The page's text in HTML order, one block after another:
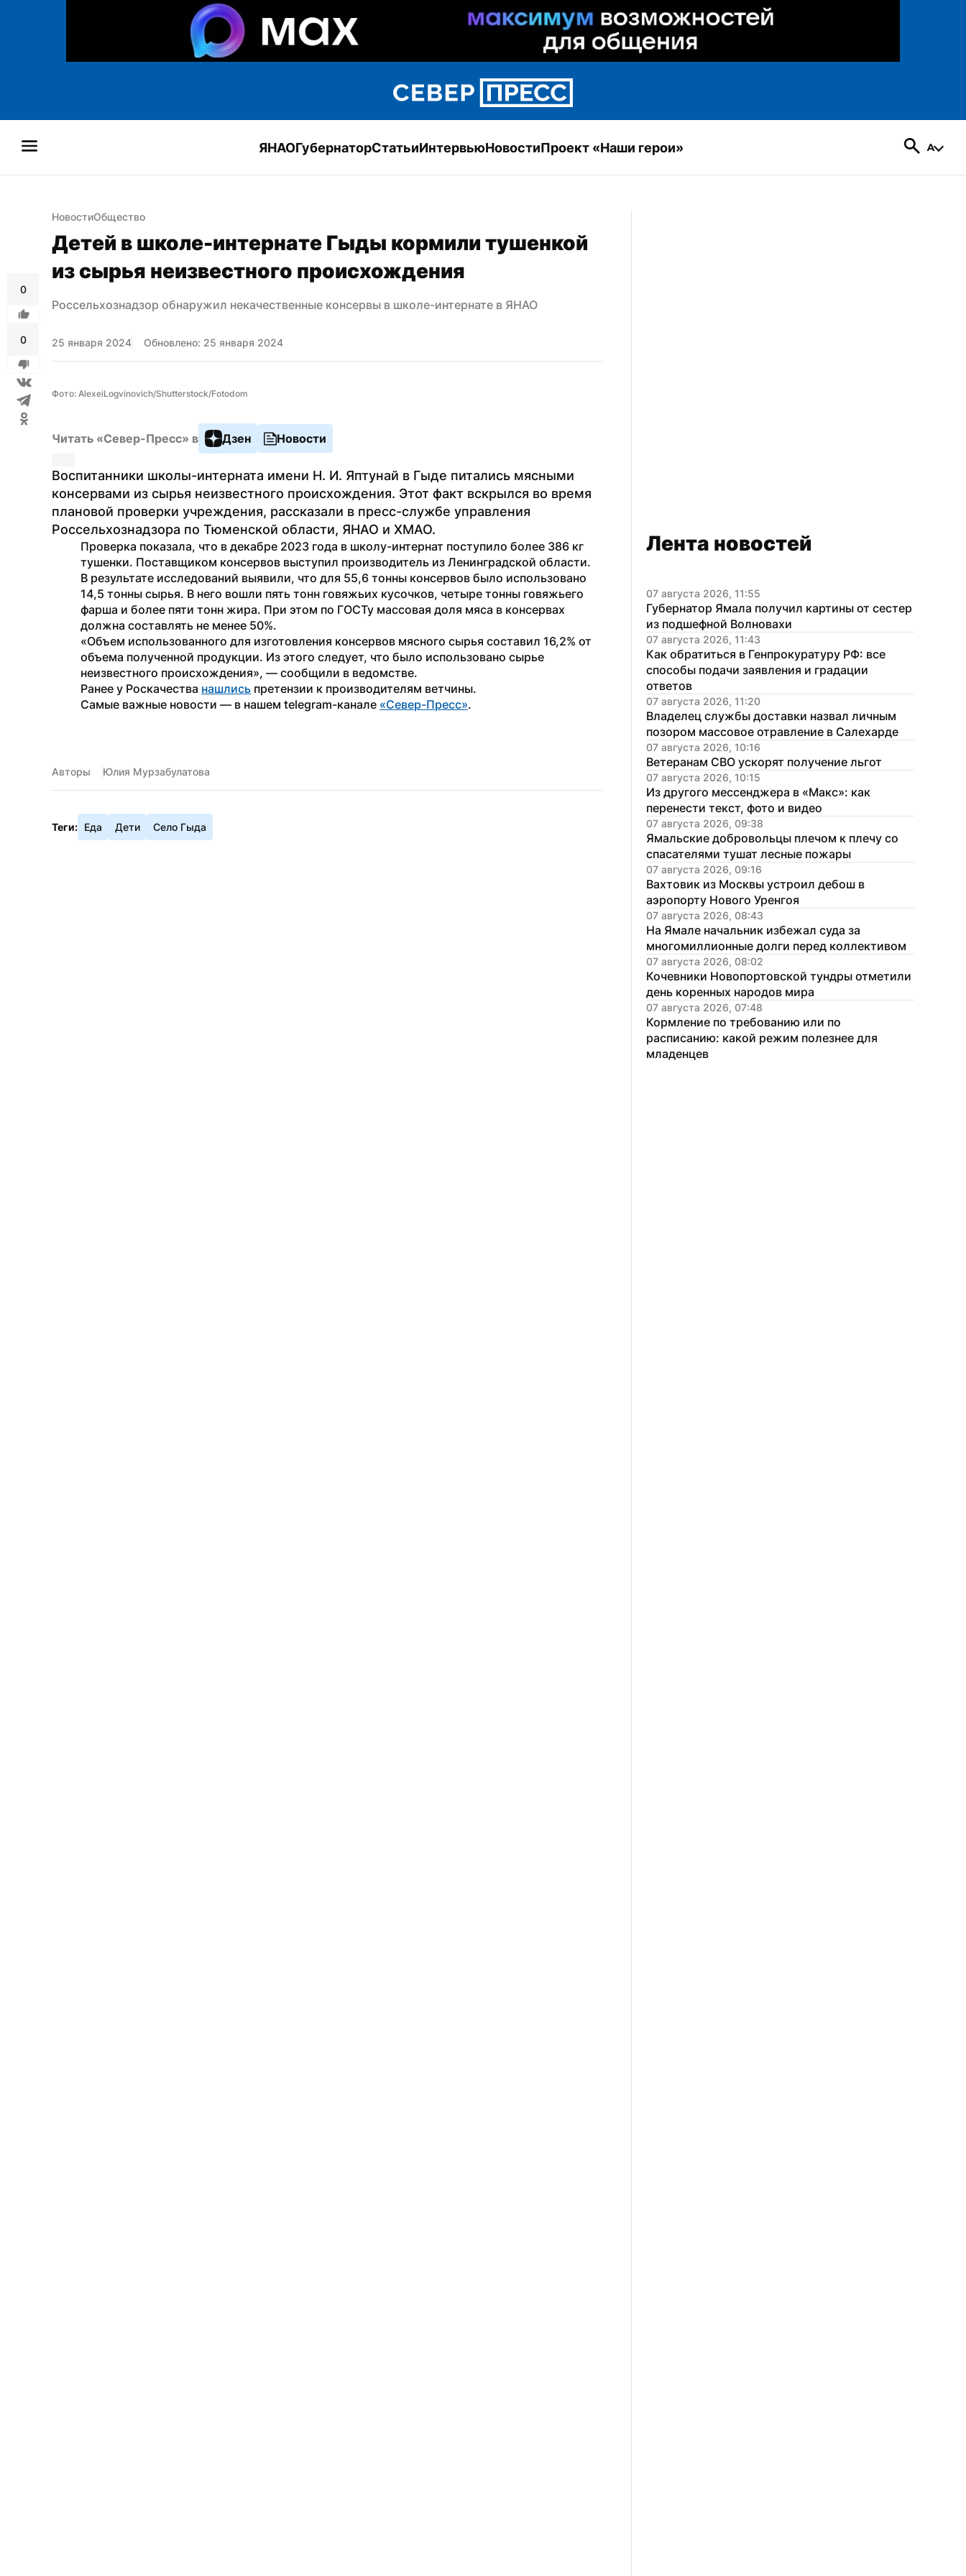
ЯНАОГубернаторСтатьиИнтервьюНовостиПроект «Наши герои»
0
0
НовостиОбщество
Детей в школе-интернате Гыды кормили тушенкой
из сырья неизвестного происхождения
Россельхознадзор обнаружил некачественные консервы в школе-интернате в ЯНАО
25 января 2024 Обновлено: 25 января 2024
Фото: AlexeiLogvinovich/Shutterstock/Fotodom
Читать «Север-Пресс» в Дзен Новости
Воспитанники школы-интерната имени Н. И. Яптунай в Гыде питались мясными
консервами из сырья неизвестного происхождения. Этот факт вскрылся во время
плановой проверки учреждения, рассказали в пресс-службе управления
Россельхознадзора по Тюменской области, ЯНАО и ХМАО.
Проверка показала, что в декабре 2023 года в школу-интернат поступило более 386 кг
тушенки. Поставщиком консервов выступил производитель из Ленинградской области.
В результате исследований выявили, что для 55,6 тонны консервов было использовано
14,5 тонны сырья. В него вошли пять тонн говяжьих кусочков, четыре тонны говяжьего
фарша и более пяти тонн жира. При этом по ГОСТу массовая доля мяса в консервах
должна составлять не менее 50%.
«Объем использованного для изготовления консервов мясного сырья составил 16,2% от
объема полученной продукции. Из этого следует, что было использовано сырье
неизвестного происхождения», — сообщили в ведомстве.
Ранее у Роскачества нашлись претензии к производителям ветчины.
Самые важные новости — в нашем telegram-канале «Север-Пресс».
Авторы Юлия Мурзабулатова
Теги: Еда Дети Село Гыда
Лента новостей
07 августа 2026, 11:55
Губернатор Ямала получил картины от сестер
из подшефной Волновахи
07 августа 2026, 11:43
Как обратиться в Генпрокуратуру РФ: все
способы подачи заявления и градации
ответов
07 августа 2026, 11:20
Владелец службы доставки назвал личным
позором массовое отравление в Салехарде
07 августа 2026, 10:16
Ветеранам СВО ускорят получение льгот
07 августа 2026, 10:15
Из другого мессенджера в «Макс»: как
перенести текст, фото и видео
07 августа 2026, 09:38
Ямальские добровольцы плечом к плечу со
спасателями тушат лесные пожары
07 августа 2026, 09:16
Вахтовик из Москвы устроил дебош в
аэропорту Нового Уренгоя
07 августа 2026, 08:43
На Ямале начальник избежал суда за
многомиллионные долги перед коллективом
07 августа 2026, 08:02
Кочевники Новопортовской тундры отметили
день коренных народов мира
07 августа 2026, 07:48
Кормление по требованию или по
расписанию: какой режим полезнее для
младенцев